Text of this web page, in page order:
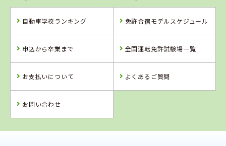
詳 細 予 約
バーズスクール
予 約
車学校
自動車学校ランキング 免許合宿モデルスケジュール
申込から卒業まで 全国運転免許試験場一覧
お支払いについて よくあるご質問
お問い合わせ